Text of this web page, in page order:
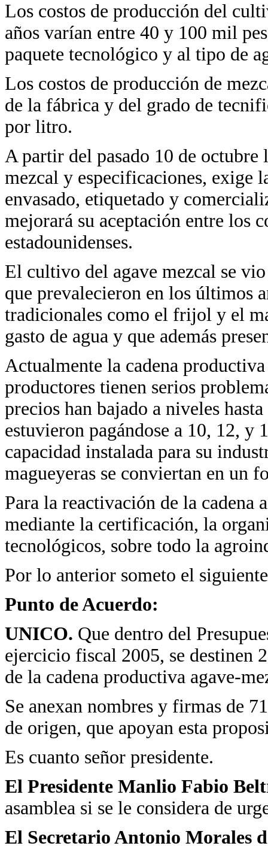
Los costos de producción del
años varían entre 40 y 100 mil
paquete tecnológico y al tipo de
Los costos de producción de
de la fábrica y del grado de
por litro.
A partir del pasado 10 de
mezcal y especificaciones, exige
envasado, etiquetado y
mejorará su aceptación entre los
estadounidenses.
El cultivo del agave mezcal se
que prevalecieron en los últimos
tradicionales como el frijol y el
gasto de agua y que además
Actualmente la cadena
productores tienen serios
precios han bajado a niveles
estuvieron pagándose a 10, 12, y
capacidad instalada para su
magueyeras se conviertan en un
Para la reactivación de la cadena
mediante la certificación, la
tecnológicos, sobre todo la
Por lo anterior someto el siguiente
Punto de Acuerdo:
UNICO. Que dentro del
ejercicio fiscal 2005, se destinen
de la cadena productiva agave-
Se anexan nombres y firmas de
de origen, que apoyan esta
Es cuanto señor presidente.
El Presidente Manlio Fabio
asamblea si se le considera de
El Secretario Antonio Morales